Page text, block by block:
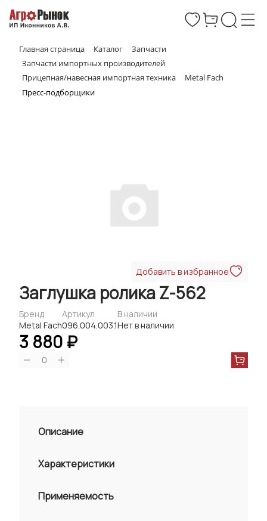
Главная страница Каталог
Запчасти
Запчасти импортных производителей
Прицепная/навесная импортная техника
Metal Fach
Пресс-подборщики
Добавить в избранное
Заглушка ролика Z-562
Бренд
Metal Fach
Артикул
096.004.003.1
В наличии
Нет в наличии
3 880 ₽
0
Описание
Характеристики
Применяемость